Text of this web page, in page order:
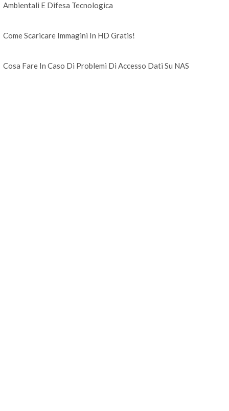
Ambientali E Difesa Tecnologica
Come Scaricare Immagini In HD Gratis!
Cosa Fare In Caso Di Problemi Di Accesso Dati Su NAS